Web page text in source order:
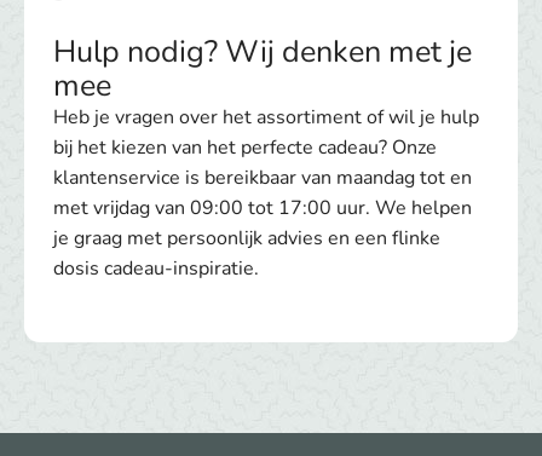
Hulp nodig? Wij denken met je
mee
Heb je vragen over het assortiment of wil je hulp
bij het kiezen van het perfecte cadeau? Onze
klantenservice is bereikbaar van maandag tot en
met vrijdag van 09:00 tot 17:00 uur. We helpen
je graag met persoonlijk advies en een flinke
dosis cadeau-inspiratie.